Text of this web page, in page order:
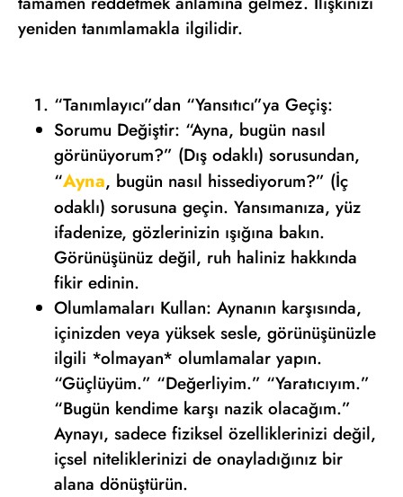
yeniden tanımlamakla ilgilidir.
“Tanımlayıcı”dan “Yansıtıcı”ya Geçiş:
Sorumu Değiştir: “Ayna, bugün nasıl
görünüyorum?” (Dış odaklı) sorusundan,
“Ayna, bugün nasıl hissediyorum?” (İç
odaklı) sorusuna geçin. Yansımanıza, yüz
ifadenize, gözlerinizin ışığına bakın.
Görünüşünüz değil, ruh haliniz hakkında
fikir edinin.
Olumlamaları Kullan: Aynanın karşısında,
içinizden veya yüksek sesle, görünüşünüzle
ilgili *olmayan* olumlamalar yapın.
“Güçlüyüm.” “Değerliyim.” “Yaratıcıyım.”
“Bugün kendime karşı nazik olacağım.”
Aynayı, sadece fiziksel özelliklerinizi değil,
içsel niteliklerinizi de onayladığınız bir
alana dönüştürün.